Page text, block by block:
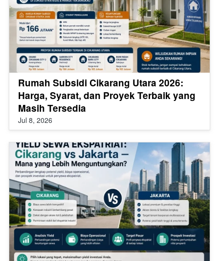
Rumah Subsidi Cikarang Utara 2026:
Harga, Syarat, dan Proyek Terbaik yang
Masih Tersedia
Jul 8, 2026